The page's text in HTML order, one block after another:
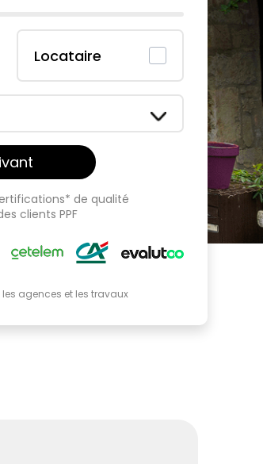
Locataire
de qualité
clients PPF
agences et les travaux